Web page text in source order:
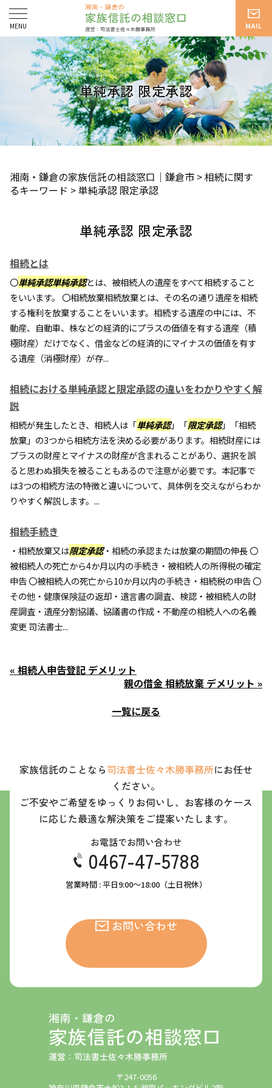
単純承認 限定承認
湘南・鎌倉の家族信託の相談窓口｜鎌倉市 >相続に関す
るキーワード >単純承認 限定承認
単純承認 限定承認
相続とは
〇単純承認単純承認とは、被相続人の遺産をすべて相続すること
をいいます。 〇相続放棄相続放棄とは、その名の通り遺産を相続
する権利を放棄することをいいます。相続する遺産の中には、不
動産、自動車、株などの経済的にプラスの価値を有する遺産（積
極財産）だけでなく、借金などの経済的にマイナスの価値を有す
る遺産（消極財産）が存...
相続における単純承認と限定承認の違いをわかりやすく解
説
相続が発生したとき、相続人は「単純承認」「限定承認」「相続
放棄」の3つから相続方法を決める必要があります。相続財産には
プラスの財産とマイナスの財産が含まれることがあり、選択を誤
ると思わぬ損失を被ることもあるので注意が必要です。本記事で
は3つの相続方法の特徴と違いについて、具体例を交えながらわか
りやすく解説します。...
相続手続き
・相続放棄又は限定承認・相続の承認または放棄の期間の伸長 〇
被相続人の死亡から4か月以内の手続き・被相続人の所得税の確定
申告 〇被相続人の死亡から10か月以内の手続き・相続税の申告 〇
その他・健康保険証の返却・遺言書の調査、検認・被相続人の財
産調査・遺産分割協議、協議書の作成・不動産の相続人への名義
変更 司法書士...
« 相続人申告登記 デメリット
親の借金 相続放棄 デメリット »
一覧に戻る
家族信託のことなら司法書士佐々木勝事務所にお任せ
ください。
ご不安やご希望をゆっくりお伺いし、お客様のケース
に応じた最適な解決策をご提案いたします。
お電話でお問い合わせ
0467-47-5788
営業時間 : 平日9:00～18:00（土日祝休）
お問い合わせ
〒247-0056